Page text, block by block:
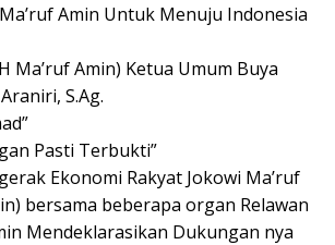
Amin Untuk Menuju Indonesia
Ma’ruf Amin) Ketua Umum Buya
S.Ag.
Pasti Terbukti”
Ekonomi Rakyat Jokowi Ma’ruf
bersama beberapa organ Relawan
Mendeklarasikan Dukungan nya